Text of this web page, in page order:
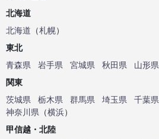
北海道
北海道 （札幌）
東北
青森県
岩手県 宮城県 秋田県 山形県
関東
茨城県
栃木県 群馬県 埼玉県 千葉県
神奈川県 （横浜）
甲信越・北陸